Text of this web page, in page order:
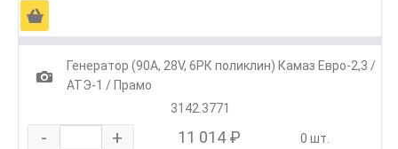
Ä
1
Генератор (90А, 28V, 6РК поликлин) Камаз Евро-2,3 /
АТЭ-1 / Прамо
3142.3771
- + 11 014 ₽ 0 шт.